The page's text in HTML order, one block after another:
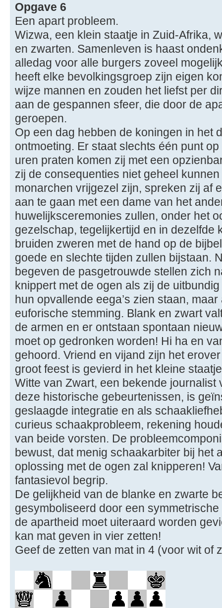
Opgave 6
Een apart probleem.
Wizwa, een klein staatje in Zuid-Afrika,
en zwarten. Samenleven is haast
alledag voor alle burgers zoveel
heeft elke bevolkingsgroep zijn eigen
wijze mannen en zouden het liefst per
aan de gespannen sfeer, die door de
geroepen.
Op een dag hebben de koningen in het
ontmoeting. Er staat slechts één punt
uren praten komen zij met een
zij de consequenties niet geheel
monarchen vrijgezel zijn, spreken zij af
aan te gaan met een dame van het
huwelijksceremonies zullen, onder het
gezelschap, tegelijkertijd en in dezelfde
bruiden zweren met de hand op de
goede en slechte tijden zullen bijstaan.
begeven de pasgetrouwde stellen zich
knippert met de ogen als zij de
hun opvallende eega’s zien staan,
euforische stemming. Blank en zwart
de armen en er ontstaan spontaan
moet op gedronken worden! Hi ha en
gehoord. Vriend en vijand zijn het
groot feest is gevierd in het kleine
Witte van Zwart, een bekende journalist
deze historische gebeurtenissen, is
geslaagde integratie en als
curieus schaakprobleem, rekening
van beide vorsten. De
bewust, dat menig schaakarbiter bij het
oplossing met de ogen zal knipperen!
fantasievol begrip.
De gelijkheid van de blanke en zwarte
gesymboliseerd door een
de apartheid moet uiteraard worden
kan mat geven in vier zetten!
Geef de zetten van mat in 4 (voor wit of